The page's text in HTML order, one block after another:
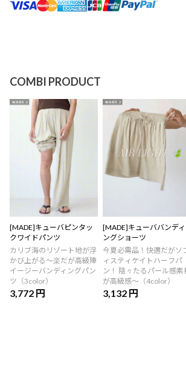
COMBI PRODUCT
[MADE]キューバピンタッ
クワイドパンツ
カリブ海のリゾート地が浮
かび上がる〜楽だが高級陣
イージーバンディングパン
ツ（3color）
3,772 円
[MADE]キューババンディ
ングショーツ
今夏必需品！快適だがソ
ィスティケイトハーフパ
ン！ 陰々たるパール感素
が高級感〜（4color）
3,132 円